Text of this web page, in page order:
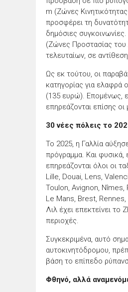
m (Ζώνες
προσφέρει τη
δημόσιες
(Ζώνες Προστασίας του
τελευταίων, σε
Ως εκ τούτου, οι
κατηγορίας για ελαφρά
(135 ευρώ). Επομένως,
επηρεάζονται επίσης
30 νέες πόλεις το
Το 2025, η Γαλλία
πρόγραμμα. Και φυσικά,
επηρεάζονται όλοι οι
Lille, Douai, Lens,
Toulon, Avignon,
Le Mans, Brest, Rennes,
Λιλ έχει επεκτείνει το
περιοχές.
Συγκεκριμένα, αυτό
αυτοκινητόδρομου,
βάση το επίπεδο
Φθηνό, αλλά